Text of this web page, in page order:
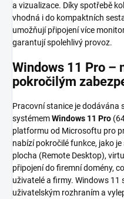
a vizualizace. Díky spotřebě
vhodná i do kompaktních
umožňují připojení více
garantují spolehlivý provoz.
Windows 11 Pro –
pokročilým
Pracovní stanice je dodávána
systémemWindows 11 Pro
platformu od Microsoftu pro
nabízí pokročilé funkce, jako
plocha (Remote Desktop),
připojení do firemní domény,
uživatelé a firmy. Windows 11
uživatelským rozhraním a